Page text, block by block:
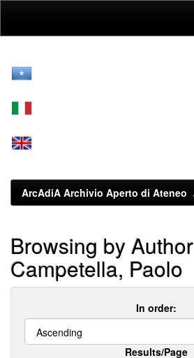
ArcAdiA Archivio Aperto di Ateneo
Browsing by Author
Campetella, Paolo
In order:
Results/Page